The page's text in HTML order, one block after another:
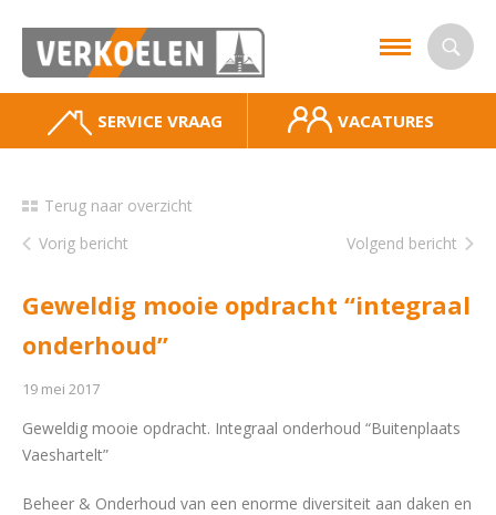
SERVICE VRAAG VACATURES
Terug naar overzicht
Vorig bericht
Volgend bericht
Geweldig mooie opdracht “integraal
onderhoud”
19 mei 2017
Geweldig mooie opdracht. Integraal onderhoud “Buitenplaats
Vaeshartelt”
Beheer & Onderhoud van een enorme diversiteit aan daken en